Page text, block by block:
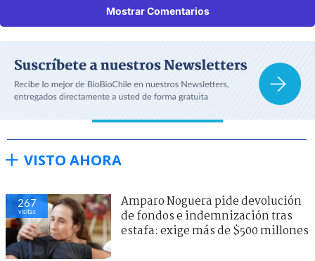
Mostrar Comentarios
VISTO AHORA
267
visitas
Amparo Noguera pide devolución
de fondos e indemnización tras
estafa: exige más de $500 millones